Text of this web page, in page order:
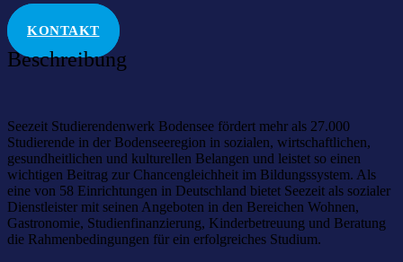
KONTAKT
Beschreibung
Seezeit Studierendenwerk Bodensee fördert mehr als 27.000
Studierende in der Bodenseeregion in sozialen, wirtschaftlichen,
gesundheitlichen und kulturellen Belangen und leistet so einen
wichtigen Beitrag zur Chancengleichheit im Bildungssystem. Als
eine von 58 Einrichtungen in Deutschland bietet Seezeit als sozialer
Dienstleister mit seinen Angeboten in den Bereichen Wohnen,
Gastronomie, Studienfinanzierung, Kinderbetreuung und Beratung
die Rahmenbedingungen für ein erfolgreiches Studium.